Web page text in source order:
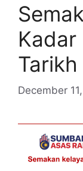
Kadar
December